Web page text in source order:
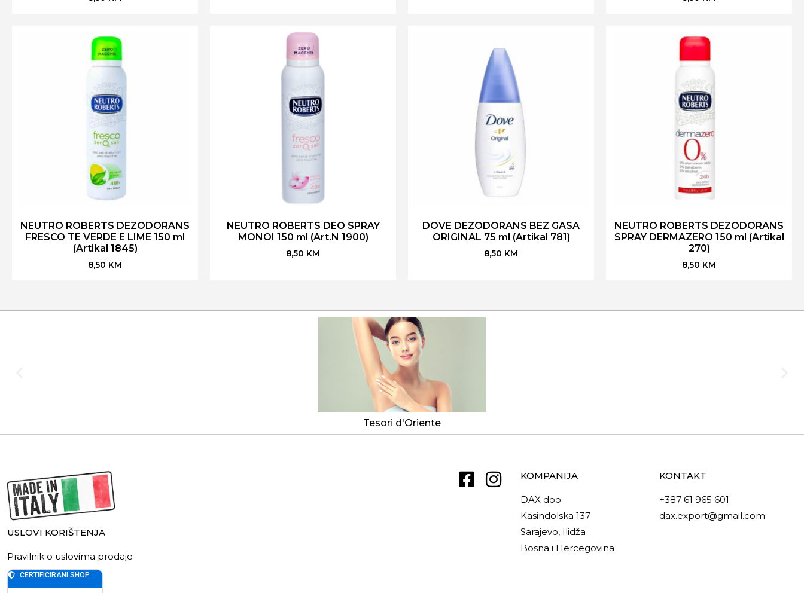
NEUTRO ROBERTS DEZODORANS
FRESCO TE VERDE E LIME 150 ml
(Artikal 1845)
8,50 KM
NEUTRO ROBERTS DEO SPRAY
MONOI 150 ml (Art.N 1900)
8,50 KM
DOVE DEZODORANS BEZ GASA
ORIGINAL 75 ml (Artikal 781)
8,50 KM
NEUTRO ROBERTS DEZODORANS
SPRAY DERMAZERO 150 ml (Artikal
270)
8,50 KM
Tesori d'Oriente
USLOVI KORIŠTENJA
Pravilnik o uslovima prodaje
KOMPANIJA
DAX doo
Kasindolska 137
Sarajevo, Ilidža
Bosna i Hercegovina
KONTAKT
+387 61 965 601
dax.export@gmail.com